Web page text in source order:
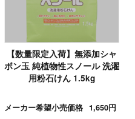
【数量限定入荷】無添加シャ
ボン玉 純植物性スノール 洗濯
用粉石けん 1.5kg
メーカー希望小売価格 1,650円